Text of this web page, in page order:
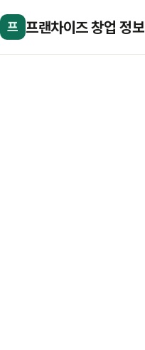
프 프랜차이즈 창업 정보